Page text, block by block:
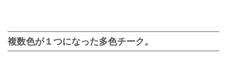
複数色が１つになった多色チーク。